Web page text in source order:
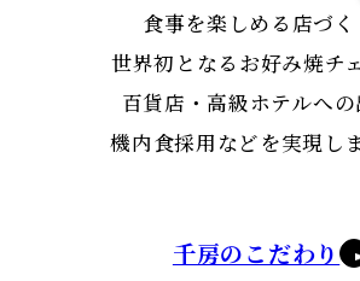
食事を楽しめる店づく
世界初となるお好み焼チ
百貨店・高級ホテルへの
機内食採用などを実現し
千房のこだわり